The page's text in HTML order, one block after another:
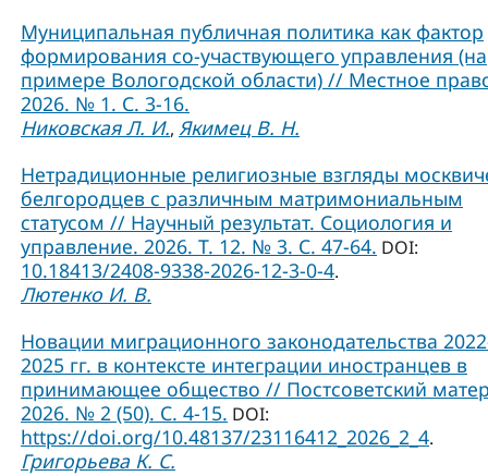
Муниципальная публичная политика как фактор
формирования со-участвующего управления (на
примере Вологодской области) // Местное
2026. № 1. С. 3-16.
Никовская Л. И., Якимец В. Н.
Нетрадиционные религиозные взгляды
белгородцев с различным матримониальным
статусом // Научный результат. Социология и
управление. 2026. Т. 12. № 3. С. 47-64. DOI:
10.18413/2408-9338-2026-12-3-0-4.
Лютенко И. В.
Новации миграционного законодательства
2025 гг. в контексте интеграции иностранцев в
принимающее общество // Постсоветский
2026. № 2 (50). С. 4-15. DOI:
https://doi.org/10.48137/23116412_2026_2_4.
Григорьева К. С.